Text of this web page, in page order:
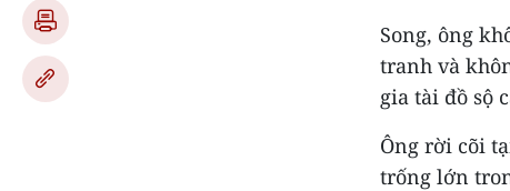
Song, ông
tranh và
gia tài đồ sộ
Ông rời cõi
trống lớn